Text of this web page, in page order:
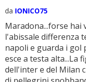
da IONICO75
Maradona...forse
l'abissale differenza
napoli e guarda i gol
esce a testa alta...La
dell'inter e del Milan